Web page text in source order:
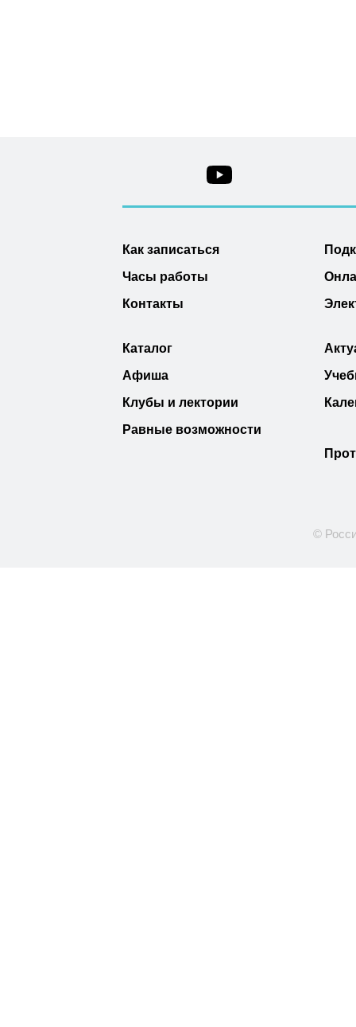
Как записаться
Часы работы
Контакты
Каталог
Афиша
Клубы и лектории
Равные возможности
©